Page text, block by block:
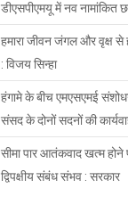
डीएसपीएमयू में नव नामांकित
हमारा जीवन जंगल और वृक्ष से
: विजय सिन्हा
हंगामे के बीच एमएसएमई
संसद के दोनों सदनों की
सीमा पार आतंकवाद खत्म होने
द्विपक्षीय संबंध संभव : सरकार